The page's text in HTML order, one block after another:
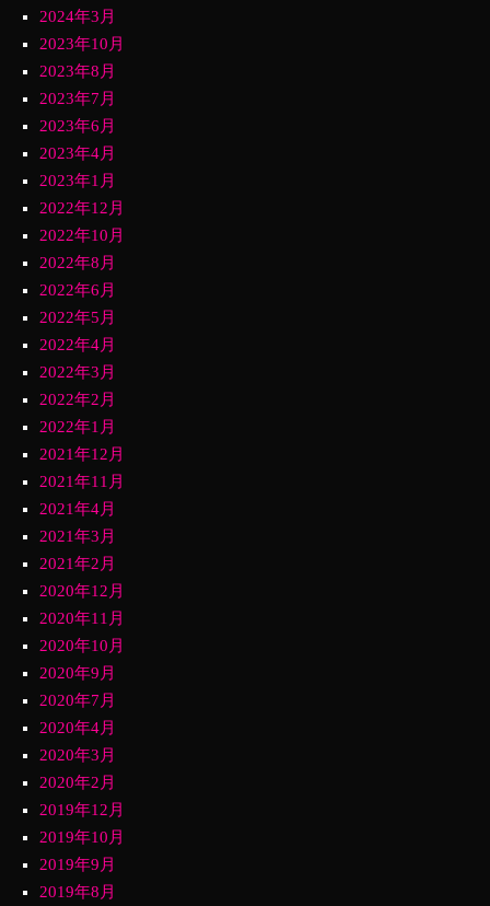
2024年3月
2023年10月
2023年8月
2023年7月
2023年6月
2023年4月
2023年1月
2022年12月
2022年10月
2022年8月
2022年6月
2022年5月
2022年4月
2022年3月
2022年2月
2022年1月
2021年12月
2021年11月
2021年4月
2021年3月
2021年2月
2020年12月
2020年11月
2020年10月
2020年9月
2020年7月
2020年4月
2020年3月
2020年2月
2019年12月
2019年10月
2019年9月
2019年8月